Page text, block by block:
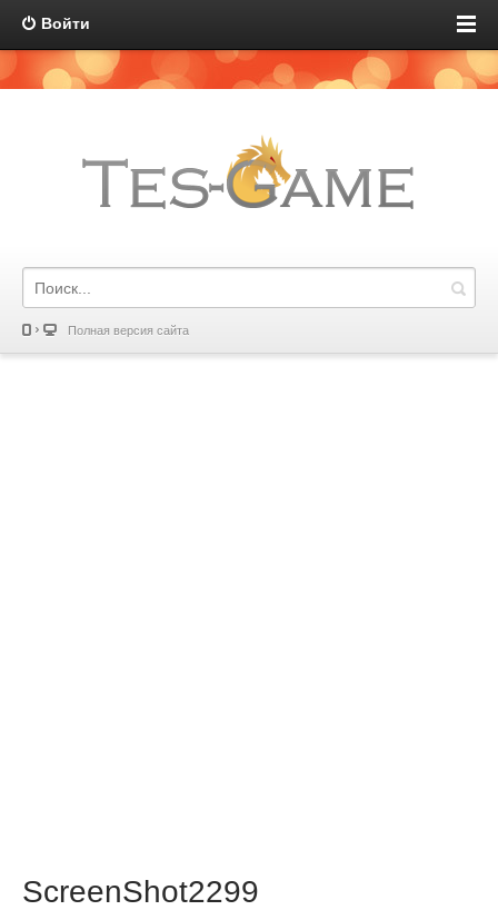
Войти
Полная версия сайта
ScreenShot2299